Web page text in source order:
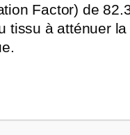
Factor) de
tissu à atténuer